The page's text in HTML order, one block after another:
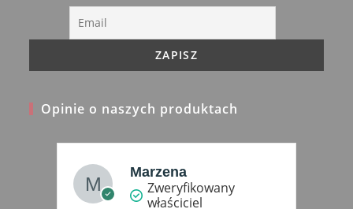
Opinie o naszych produktach
Marzena
Zweryfikowany
właściciel